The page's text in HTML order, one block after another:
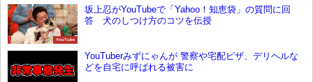
YouTube
坂上忍がYouTubeで「Yahoo！知恵袋」の質問に回
答 犬のしつけ方のコツを伝授
YouTuberみずにゃんが 警察や宅配ピザ、デリヘルな
どを自宅に呼ばれる被害に